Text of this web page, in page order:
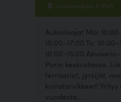
Isolinnankatu 5, Pori
Aukioloajat Ma:
10:00–17:00 To:
10:00–15:00
Porin keskustassa.
terraariot, jyrsijät,
koiratarvikkeet!
vuodesta...